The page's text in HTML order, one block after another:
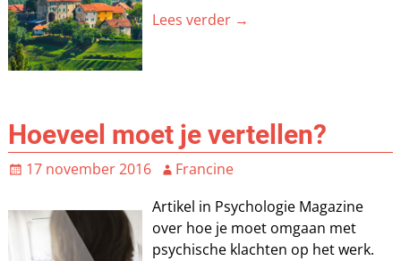
Lees verder →
Hoeveel moet je vertellen?
17 november 2016
Francine
Artikel in Psychologie Magazine
over hoe je moet omgaan met
psychische klachten op het werk.